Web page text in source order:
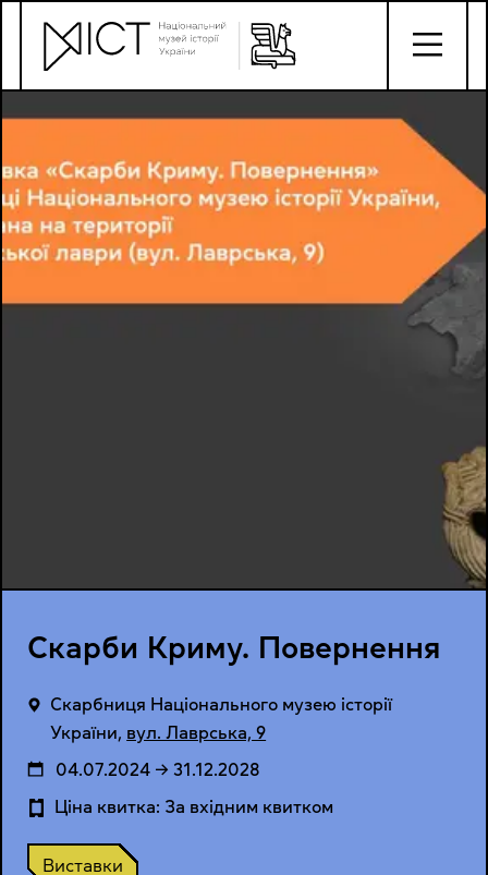
Скарби Криму. Повернення
Cкарбниця Національного музею історії
України
вул. Лаврська, 9
04.07.2024 → 31.12.2028
Ціна квитка: За вхідним квитком
Виставки